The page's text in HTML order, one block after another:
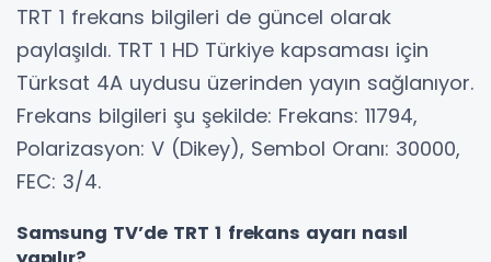
TRT 1 frekans bilgileri de güncel olarak
paylaşıldı. TRT 1 HD Türkiye kapsaması için
Türksat 4A uydusu üzerinden yayın sağlanıyor.
Frekans bilgileri şu şekilde: Frekans: 11794,
Polarizasyon: V (Dikey), Sembol Oranı: 30000,
FEC: 3/4.
Samsung TV’de TRT 1 frekans ayarı nasıl